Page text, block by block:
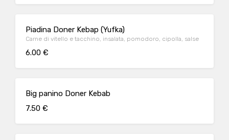
Piadina Doner Kebap (Yufka)
Carne di vitello e tacchino, insalata, pomodoro, cipolla, salse
6.00 €
Big panino Doner Kebab
7.50 €